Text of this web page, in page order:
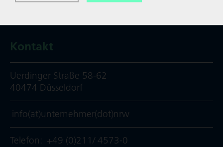
Kontakt
Uerdinger Straße 58-62
40474 Düsseldorf
info(at)unternehmer(dot)nrw
Telefon: +49 (0)211/ 4573-0